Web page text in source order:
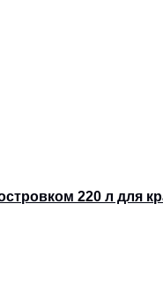
220 л для